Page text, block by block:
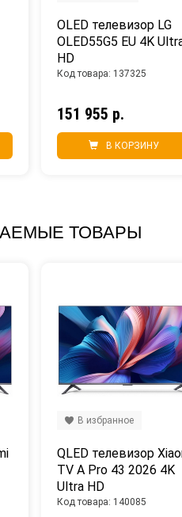
OLED телевизор LG
OLED55G5 EU 4K
HD
151 955 р.
В КОРЗИНУ
Код товара: 137325
ТОВАРЫ
QLED телевизор
TV A Pro 43 2026 4K
Ultra HD
Код товара: 140085
В избранное